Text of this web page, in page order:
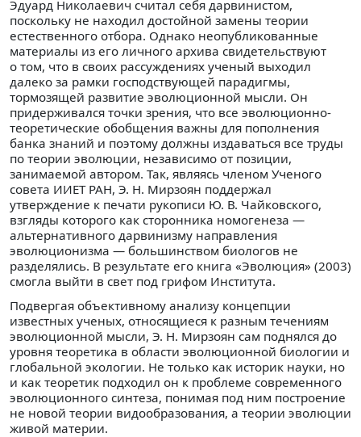
Эдуард Николаевич считал себя дарвинистом,
поскольку не находил достойной замены теории
естественного отбора. Однако неопубликованные
материалы из его личного архива свидетельствуют
о том, что в своих рассуждениях ученый выходил
далеко за рамки господствующей парадигмы,
тормозящей развитие эволюционной мысли. Он
придерживался точки зрения, что все эволюционно-
теоретические обобщения важны для пополнения
банка знаний и поэтому должны издаваться все труды
по теории эволюции, независимо от позиции,
занимаемой автором. Так, являясь членом Ученого
совета ИИЕТ РАН, Э. Н. Мирзоян поддержал
утверждение к печати рукописи Ю. В. Чайковского,
взгляды которого как сторонника номогенеза —
альтернативного дарвинизму направления
эволюционизма — большинством биологов не
разделялись. В результате его книга «Эволюция» (2003)
смогла выйти в свет под грифом Института.
Подвергая объективному анализу концепции
известных ученых, относящиеся к разным течениям
эволюционной мысли, Э. Н. Мирзоян сам поднялся до
уровня теоретика в области эволюционной биологии и
глобальной экологии. Не только как историк науки, но
и как теоретик подходил он к проблеме современного
эволюционного синтеза, понимая под ним построение
не новой теории видообразования, а теории эволюции
живой материи.